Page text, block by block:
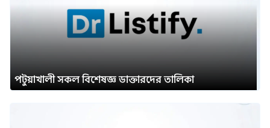
পটুয়াখালী সকল বিশেষজ্ঞ ডাক্তারদের তালিকা